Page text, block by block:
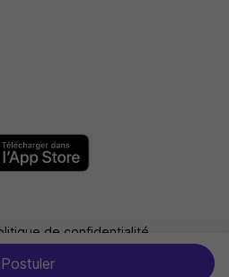
Postuler
de confidentialité
: non conforme